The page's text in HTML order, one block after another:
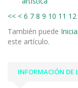
<< < 6 7 8 9 10 11 12
También puede
este artículo.
INFORMACIÓN DE